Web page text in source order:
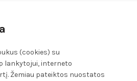
(cookies) su
lankytojui, interneto
Žemiau pateiktos nuostatos